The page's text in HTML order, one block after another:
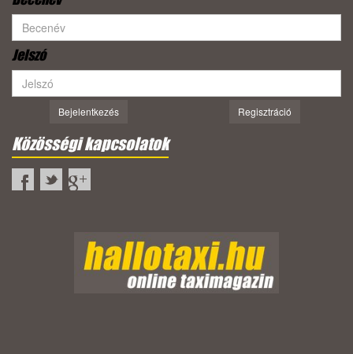
Jelszó
Bejelentkezés Regisztráció
Közösségi kapcsolatok